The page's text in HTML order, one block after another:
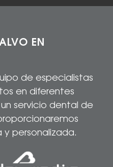
EN
de especialistas
en diferentes
servicio dental de
personalizada.